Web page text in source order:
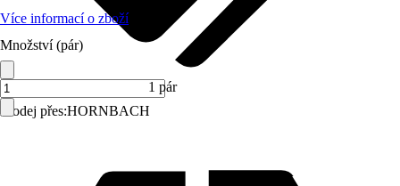
Prodej přes:HORNBACH
Více informací o zboží
Množství (pár)
1 pár